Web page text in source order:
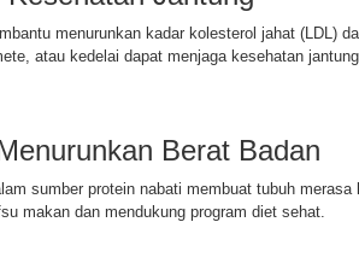
menurunkan kadar kolesterol jahat (LDL)
atau kedelai dapat menjaga kesehatan
Berat Badan
sumber protein nabati membuat tubuh
makan dan mendukung program diet sehat.